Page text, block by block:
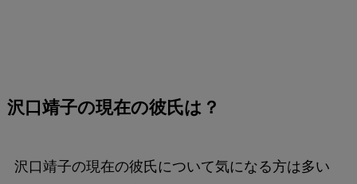
沢口靖子の現在の彼氏は？
沢口靖子の現在の彼氏について気になる方は多い